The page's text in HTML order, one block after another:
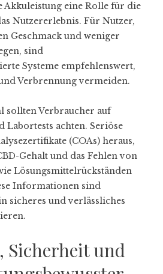
Akkuleistung eine Rolle für die
Nutzererlebnis. Für Nutzer,
Geschmack und weniger
sind
Systeme empfehlenswert,
Verbrennung vermeiden.
sollten Verbraucher auf
achten. Seriöse
(COAs) heraus,
Gehalt und das Fehlen von
Lösungsmittelrückständen
Informationen sind
sicheres und verlässliches
Sicherheit und